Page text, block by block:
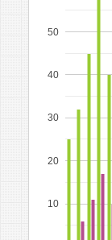
10
20
30
40
50